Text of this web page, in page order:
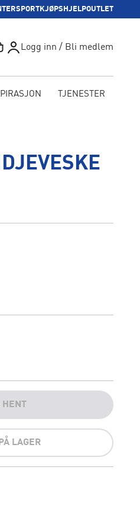
KJØPSHJELPOUTLET
Logg inn / Bli medlem
TJENESTER
LAGER